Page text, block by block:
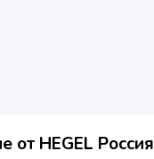
от HEGEL Россия